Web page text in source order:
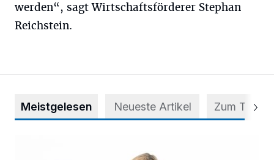
werden“, sagt Wirtschaftsförderer Stephan
Reichstein.
Meistgelesen Neueste Artikel Zum Thema